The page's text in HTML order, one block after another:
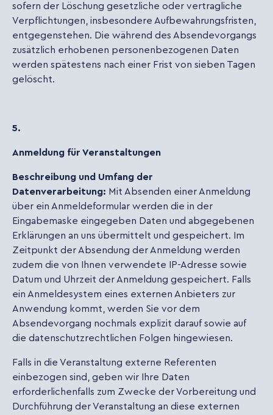
sofern der Löschung gesetzliche oder vertragliche
Verpflichtungen, insbesondere Aufbewahrungsfristen,
entgegenstehen. Die während des Absendevorgangs
zusätzlich erhobenen personenbezogenen Daten
werden spätestens nach einer Frist von sieben Tagen
gelöscht.
5.
Anmeldung für Veranstaltungen
Beschreibung und Umfang der
Datenverarbeitung: Mit Absenden einer Anmeldung
über ein Anmeldeformular werden die in der
Eingabemaske eingegeben Daten und abgegebenen
Erklärungen an uns übermittelt und gespeichert. Im
Zeitpunkt der Absendung der Anmeldung werden
zudem die von Ihnen verwendete IP-Adresse sowie
Datum und Uhrzeit der Anmeldung gespeichert. Falls
ein Anmeldesystem eines externen Anbieters zur
Anwendung kommt, werden Sie vor dem
Absendevorgang nochmals explizit darauf sowie auf
die datenschutzrechtlichen Folgen hingewiesen.
Falls in die Veranstaltung externe Referenten
einbezogen sind, geben wir Ihre Daten
erforderlichenfalls zum Zwecke der Vorbereitung und
Durchführung der Veranstaltung an diese externen